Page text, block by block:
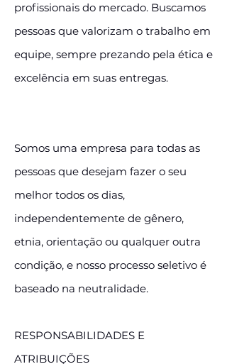
profissionais do mercado. Buscamos
pessoas que valorizam o trabalho em
equipe, sempre prezando pela ética e
excelência em suas entregas.
Somos uma empresa para todas as
pessoas que desejam fazer o seu
melhor todos os dias,
independentemente de gênero,
etnia, orientação ou qualquer outra
condição, e nosso processo seletivo é
baseado na neutralidade.
RESPONSABILIDADES E
ATRIBUIÇÕES